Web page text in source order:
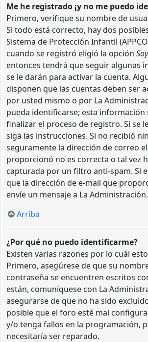
Me he registrado ¡y no me puedo
Primero, verifique su nombre de
Si todo está correcto, hay dos
Sistema de Protección Infantil
cuando se registró eligió la opción
entonces tendrá que seguir algunas
se le darán para activar la cuenta.
disponen que las cuentas deben ser
por usted mismo o por La
pueda identificarse; esta información
finalizar el proceso de registro. Si se
siga las instrucciones. Si no recibió
seguramente la dirección de correo
proporcionó no es correcta o tal vez
capturada por un filtro anti-spam. Si
que la dirección de e-mail que
envíe un mensaje a La Administración.
Arriba
¿Por qué no puedo identificarme?
Existen varias razones por lo cuál
Primero, asegúrese de que su
contraseña se encuentren escritos
están, comuníquese con La
asegurarse de que no ha sido
posible que el foro esté mal
y/o tenga fallos en la programación,
necesitaría ser reparado.